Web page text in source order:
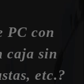
PC con
caja sin
etc.?